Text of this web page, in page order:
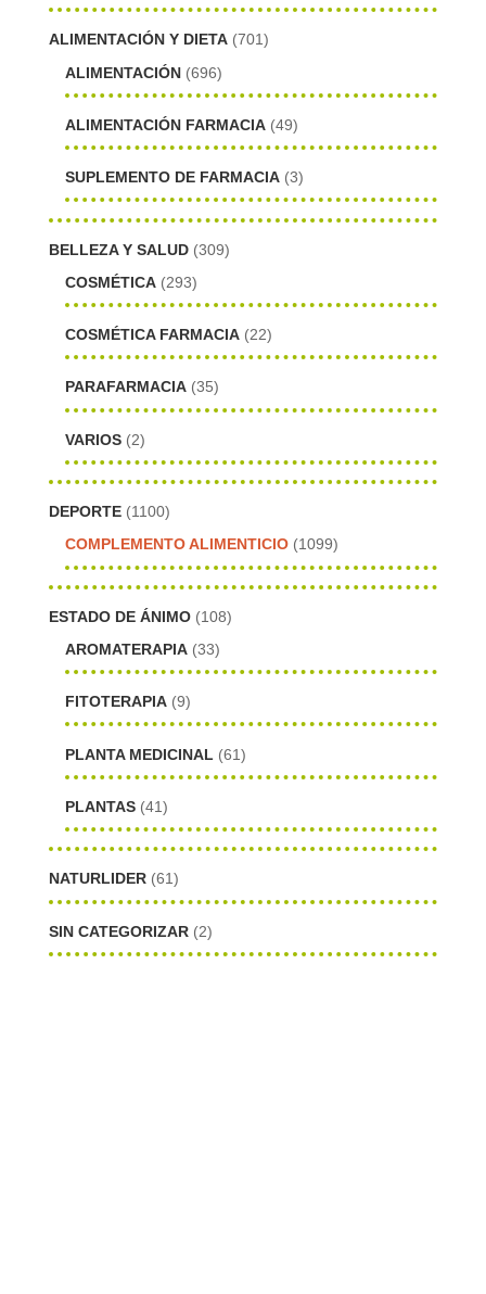
ALIMENTACIÓN Y DIETA (701)
ALIMENTACIÓN (696)
ALIMENTACIÓN FARMACIA (49)
SUPLEMENTO DE FARMACIA (3)
BELLEZA Y SALUD (309)
COSMÉTICA (293)
COSMÉTICA FARMACIA (22)
PARAFARMACIA (35)
VARIOS (2)
DEPORTE (1100)
COMPLEMENTO ALIMENTICIO (1099)
ESTADO DE ÁNIMO (108)
AROMATERAPIA (33)
FITOTERAPIA (9)
PLANTA MEDICINAL (61)
PLANTAS (41)
NATURLIDER (61)
SIN CATEGORIZAR (2)